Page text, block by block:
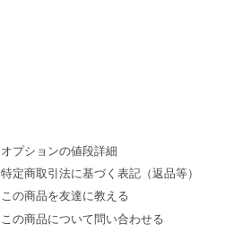
オプションの値段詳細
特定商取引法に基づく表記（返品等）
この商品を友達に教える
この商品について問い合わせる